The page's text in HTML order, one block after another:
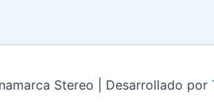
Stereo | Desarrollado por